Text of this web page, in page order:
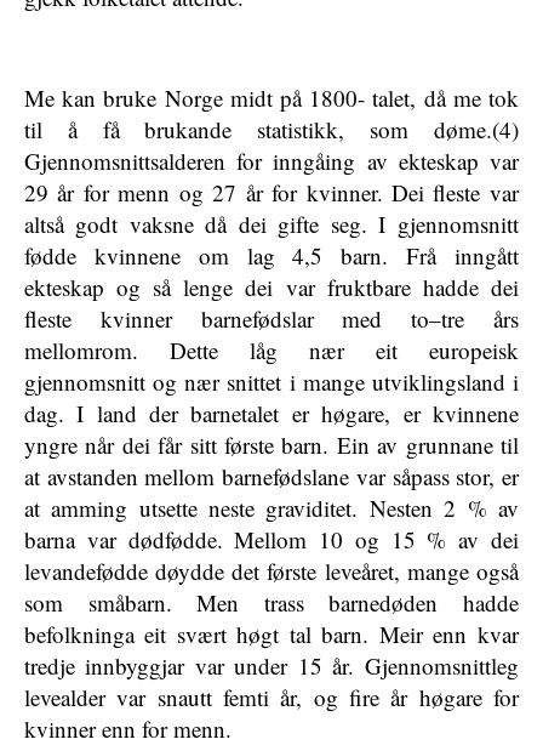
Me kan bruke Norge midt på 1800- talet, då me tok
til å få brukande statistikk, som døme.(4)
Gjennomsnittsalderen for inngåing av ekteskap var
29 år for menn og 27 år for kvinner. Dei fleste var
altså godt vaksne då dei gifte seg. I gjennomsnitt
fødde kvinnene om lag 4,5 barn. Frå inngått
ekteskap og så lenge dei var fruktbare hadde dei
fleste kvinner barnefødslar med to–tre års
mellomrom. Dette låg nær eit europeisk
gjennomsnitt og nær snittet i mange utviklingsland i
dag. I land der barnetalet er høgare, er kvinnene
yngre når dei får sitt første barn. Ein av grunnane til
at avstanden mellom barnefødslane var såpass stor, er
at amming utsette neste graviditet. Nesten 2 % av
barna var dødfødde. Mellom 10 og 15 % av dei
levandefødde døydde det første leveåret, mange også
som småbarn. Men trass barnedøden hadde
befolkninga eit svært høgt tal barn. Meir enn kvar
tredje innbyggjar var under 15 år. Gjennomsnittleg
levealder var snautt femti år, og fire år høgare for
kvinner enn for menn.